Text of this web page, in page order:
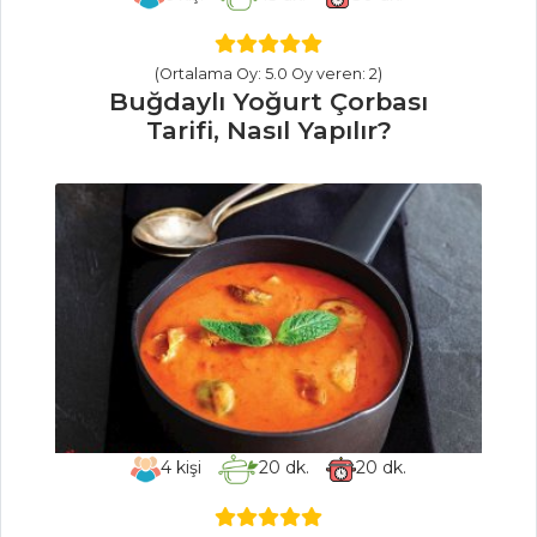
Fırında Kabak
Tarifi, Nasıl Yapılır?
Hint Baharatlı
Sebze Sote Tarifi,
Nasıl Yapılır?
Sebze Yemekleri
Tüm Tarifleri
PILAV VE
MAKARNA
İç Baklalı Bulgur
Pilavı Tarifi, Nasıl
Şehriyeli ve
Tavuk Etli Bulgur
(Ortalama Oy: 5.0 Oy veren: 2)
Buğdaylı Yoğurt Çorbası
Tarifi, Nasıl Yapılır?
4kişi 20 dk. 20 dk.